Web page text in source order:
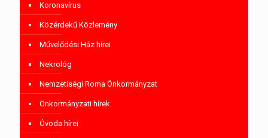
Koronavírus
Közérdekű Közlemény
Művelődési Ház hírei
Nekrológ
Nemzetiségi Roma Önkormányzat
Önkormányzati hírek
Óvoda hírei